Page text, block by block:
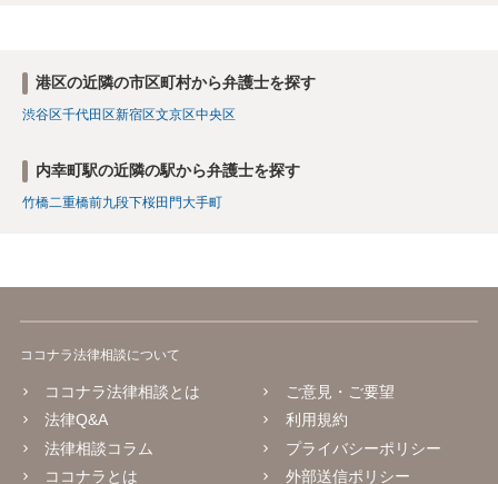
港区の近隣の市区町村から弁護士を探す
渋谷区千代田区新宿区文京区中央区
内幸町駅の近隣の駅から弁護士を探す
竹橋二重橋前九段下桜田門大手町
ココナラ法律相談について
ココナラ法律相談とは
法律Q&A
法律相談コラム
ココナラとは
ご意見・ご要望
利用規約
プライバシーポリシー
外部送信ポリシー